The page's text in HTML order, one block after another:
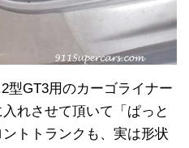
型GT3用のカーゴライナー
れさせて頂いて「ぱっと
トトランクも、実は形状